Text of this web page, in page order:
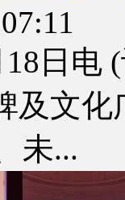
日电
及文
未...